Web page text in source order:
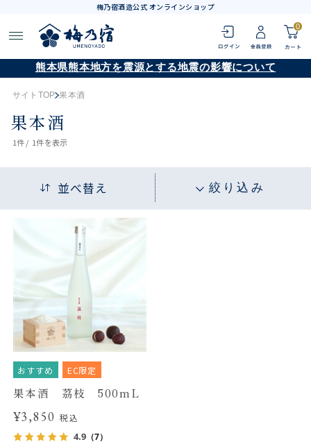
梅乃宿酒造公式 オンラインショップ
0
熊本県熊本地方を震源とする地震の影響について
サイトTOP 果本酒
果本酒
1件 / 1件を表示
並べ替え 絞り込み
おすすめ EC限定
果本酒 茘枝 500mL
¥3,850税込
4.9（7）